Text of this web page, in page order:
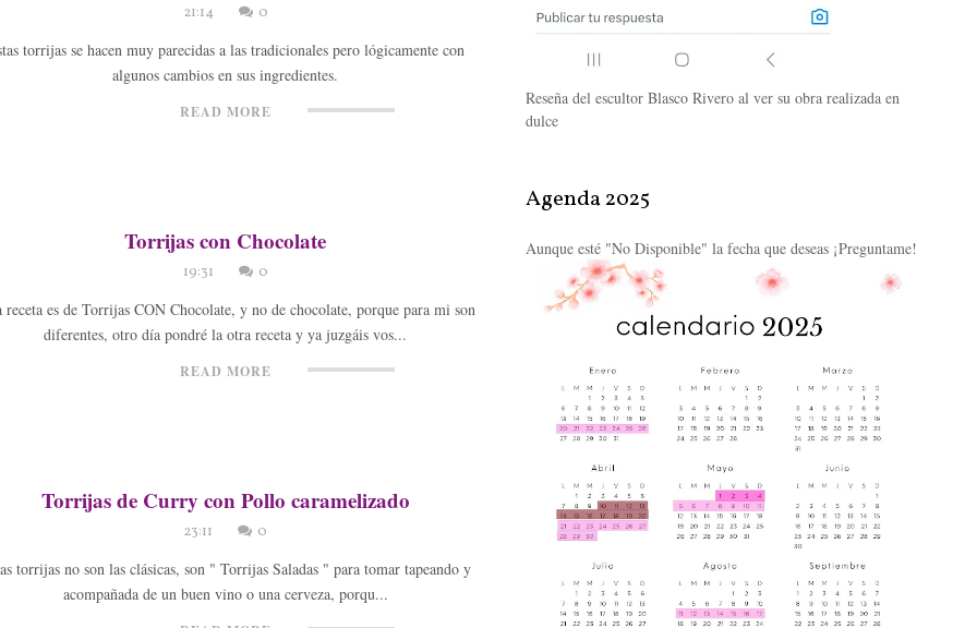
21:14 0
torrijas se hacen muy parecidas a las tradicionales pero lógicamente con
algunos cambios en sus ingredientes.
READ MORE
Torrijas con Chocolate
19:31 0
receta es de Torrijas CON Chocolate, y no de chocolate, porque para mi son
diferentes, otro día pondré la otra receta y ya juzgáis vos...
READ MORE
Torrijas de Curry con Pollo caramelizado
23:11 0
torrijas no son las clásicas, son " Torrijas Saladas " para tomar tapeando y
acompañada de un buen vino o una cerveza, porqu...
Reseña del escultor Blasco Rivero al ver su obra realizada en
dulce
Agenda 2025
Aunque esté "No Disponible" la fecha que deseas ¡Preguntame!